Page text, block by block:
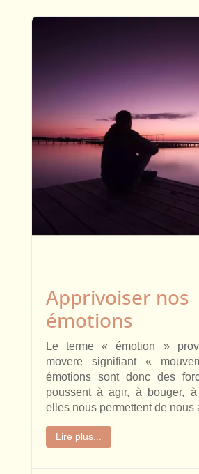
Apprivoiser nos
émotions
Le terme « émotion »
movere signifiant «
émotions sont donc des
poussent à agir, à bouger, à
elles nous permettent de
Lire plus...